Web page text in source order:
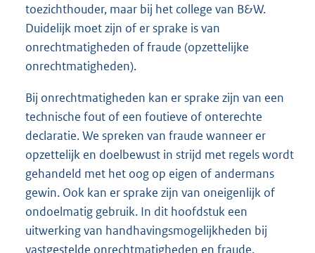
toezichthouder, maar bij het college van B&W.
Duidelijk moet zijn of er sprake is van
onrechtmatigheden of fraude (opzettelijke
onrechtmatigheden).
Bij onrechtmatigheden kan er sprake zijn van een
technische fout of een foutieve of onterechte
declaratie. We spreken van fraude wanneer er
opzettelijk en doelbewust in strijd met regels wordt
gehandeld met het oog op eigen of andermans
gewin. Ook kan er sprake zijn van oneigenlijk of
ondoelmatig gebruik. In dit hoofdstuk een
uitwerking van handhavingsmogelijkheden bij
vastgestelde onrechtmatigheden en fraude.